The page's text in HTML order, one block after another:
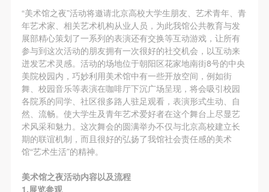
“美术馆之夜”活动将邀请北京高校大学生朋友、艺术青年、青
年艺术家、相关艺术机构从业人员，为此我馆公共教育与发
展部精心策划了一系列的表演还有交换等互动游戏，让所有
参与到这次活动的朋友拥有一次很好的社交机会，以互动来
迸发艺术灵感。活动的场地位于朝阳区花家地南街8号的中央
美院校园内，巧妙利用美术馆中有一些开放空间，例如街
舞、校园音乐等表演在咖啡厅下沉广场呈现，将会吸引校园
各院系的同学、社区很多路人驻足观看，表演形式生动、自
然、流畅。使大学生及青年艺术爱好者在这个舞台上尽显艺
术风采和魅力。这次舞会的圆满举办不仅与北京高校建立长
期的联谊机制，而且很好的弘扬了我馆社会责任感的美术
馆“艺术生活”的精神。
美术馆之夜活动内容以及流程
1.展览参观
（1）、甲方为本协议中的肖像权人，自愿将自己的
肖像权许可乙方作符合本协议约定和法律规定的用
途。
（2）、乙方中央美术学院美术馆是一所具有标志
性、专业性、国际化的现代公共美术馆。中央美术学
院美术馆与时代同行，努力塑造一个开放、自由、学
术的空间氛围，竭诚与各单位、企业、机构、艺术家
和观众进行良好互动。以学院的学术研究为基础，积
极策划国际、国内多视角、多领域的展览、论坛及公
共教育活动，为美院师生、中外艺术家以及社会公众
提供一个交流、学习、展示的平台。作为一家公益性
（1）、甲方为本协议中的肖像权人，自愿将自己的
肖像权许可乙方作符合本协议约定和法律规定的用
途。
（2）、乙方中央美术学院美术馆是一所具有标志
性、专业性、国际化的现代公共美术馆。中央美术学
院美术馆与时代同行，努力塑造一个开放、自由、学
术的空间氛围，竭诚与各单位、企业、机构、艺术家
和观众进行良好互动。以学院的学术研究为基础，积
极策划国际、国内多视角、多领域的展览、论坛及公
共教育活动，为美院师生、中外艺术家以及社会公众
提供一个交流、学习、展示的平台。作为一家公益性
（1）、甲方为本协议中的肖像权人，自愿将自己的
肖像权许可乙方作符合本协议约定和法律规定的用
途。
（2）、乙方中央美术学院美术馆是一所具有标志
性、专业性、国际化的现代公共美术馆。中央美术学
院美术馆与时代同行，努力塑造一个开放、自由、学
术的空间氛围，竭诚与各单位、企业、机构、艺术家
和观众进行良好互动。以学院的学术研究为基础，积
极策划国际、国内多视角、多领域的展览、论坛及公
共教育活动，为美院师生、中外艺术家以及社会公众
提供一个交流、学习、展示的平台。作为一家公益性
手机号码
发送验证码
手机号码将作为您的登录账号
验证码
登录
可使用雅昌艺术网会员账户登录